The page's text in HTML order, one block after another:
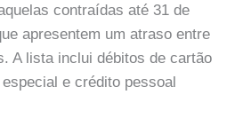
contraídas até 31 de
apresentem um atraso entre
A lista inclui débitos de cartão
e crédito pessoal